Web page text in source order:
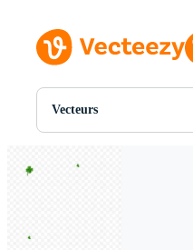
Vecteurs
Toutes Images